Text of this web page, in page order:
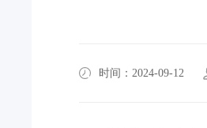
时间：2024-09-12